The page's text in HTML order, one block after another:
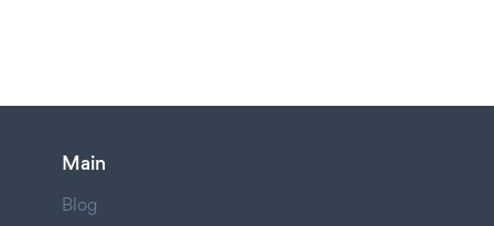
Main
Blog